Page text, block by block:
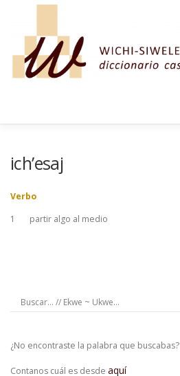
Saltar al contenido
ORDEN ALFABÉTICO
ich’esaj
Verbo
1
partir algo al medio
¿No encontraste la palabra que buscabas?
Contanos cuál es desde aquí